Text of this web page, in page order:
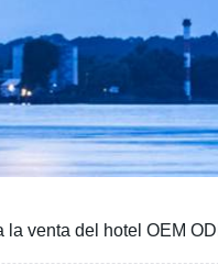
la venta del hotel OEM